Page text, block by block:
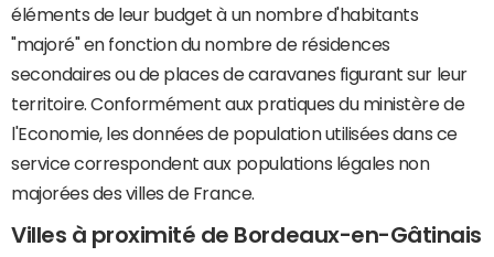
éléments de leur budget à un nombre d'habitants
"majoré" en fonction du nombre de résidences
secondaires ou de places de caravanes figurant sur leur
territoire. Conformément aux pratiques du ministère de
l'Economie, les données de population utilisées dans ce
service correspondent aux populations légales non
majorées des villes de France.
Villes à proximité de Bordeaux-en-Gâtinais